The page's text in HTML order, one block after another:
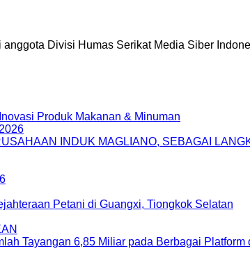
Divisi Humas Serikat Media Siber
Produk Makanan & Minuman
INDUK MAGLIANO, SEBAGAI
Petani di Guangxi, Tiongkok Selatan
Tayangan 6,85 Miliar pada Berbagai